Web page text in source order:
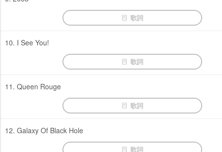
歌詞
10. I See You!
歌詞
11. Queen Rouge
歌詞
12. Galaxy Of Black Hole
歌詞